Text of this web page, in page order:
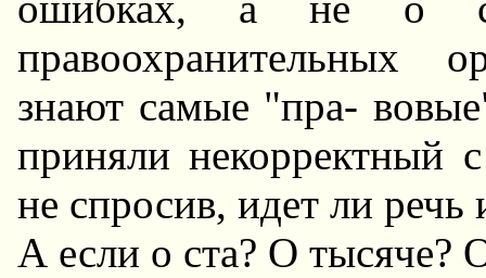
правоохранительных
знают самые "пра-
приняли некорректный
не спросив, идет ли
А если о ста? О тысяче?